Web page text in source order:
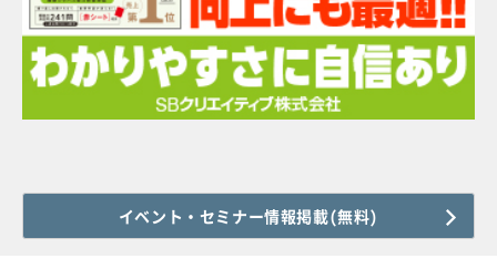
イベント・セミナー情報掲載(無料)